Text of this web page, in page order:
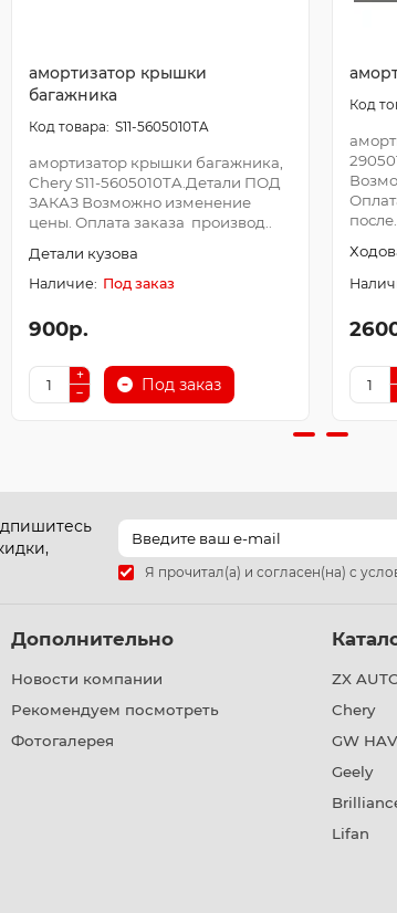
амортизатор крышки
багажника
S11-5605010TA
амортизатор крышки багажника,
Chery S11-5605010TA.Детали ПОД
ЗАКАЗ Возможно изменение
цены. Оплата заказа производ..
Детали кузова
Под заказ
900р.
Под заказ
после..
Я прочитал(а) и согласен(на) с
Дополнительно
Новости компании
Рекомендуем посмотреть
Фотогалерея
ZX
Chery
GW
Geely
Lifan